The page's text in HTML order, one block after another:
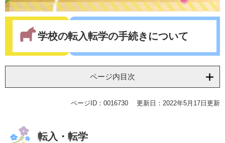
学校の転入転学の手続きについて
ページ内目次
ページID：0016730 更新日：2022年5月17日更新
転入・転学